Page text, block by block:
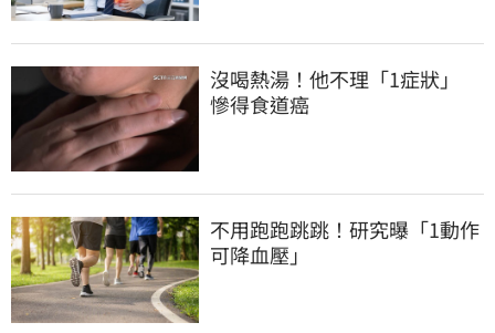
沒喝熱湯！他不理「1症狀」
慘得食道癌
不用跑跑跳跳！研究曝「1動作
可降血壓」